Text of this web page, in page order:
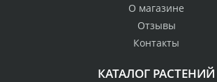
О магазине
Отзывы
Контакты
КАТАЛОГ РАСТЕНИЙ